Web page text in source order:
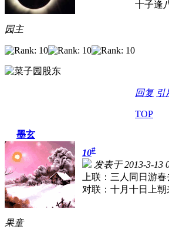
园主
十子逢
回复 引
TOP
墨玄
果童
10#
发表于 2013-3-13
上联：三人同日游春
对联：十月十日上朝